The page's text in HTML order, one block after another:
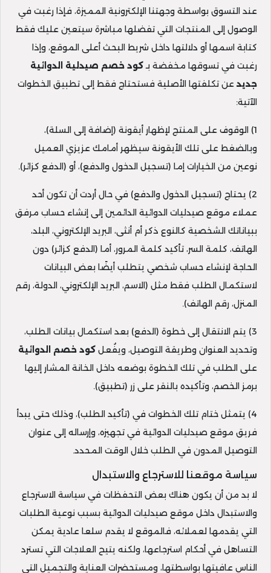
عند التسوق بواسطة وجهتنا الإلكترونية المميزة، فإذا رغبت في
الوصول إلى المنتجات التي تفضلها مباشرة سيتعين عليك فقط
كتابة اسمها أو دلالتها داخل شريط البحث أعلى الموقع، وإذا
رغبت في تسوقها مخفضة بـكود خصم صيدلية الدوائية
جديد عن تكلفتها الأصلية فستحتاج فقط إلى تطبيق الخطوات
الآتية:
1) الوقوف على المنتج لإظهار أيقونة (إضافة إلى السلة)،
وبالضغط على تلك الأيقونة سيظهر أمامك عزيزي العميل
نوعين من الخيارات إما (تسجيل الدخول والدفع)، أو (الدفع كزائر).
2) يحتاج (تسجيل الدخول والدفع) في حال أردت أن تكون أحد
عملاء موقع صيدليات الدوائية الدائمين إلى إنشاء حساب مرفق
ببياناتك الشخصية كالنوع ذكر أم أنثى، البريد الإلكتروني، البلد،
الهاتف، كلمة السر، تأكيد كلمة المرور، أما (الدفع كزائر) دون
الحاجة لإنشاء حساب شخصي يتطلب أيضًا بعض البيانات
لاستكمال الطلب فقط مثل (الاسم، البريد الإلكتروني، الدولة، رقم
المنزل، رقم الهاتف).
3) يتم الانتقال إلى خطوة (الدفع) بعد استكمال بيانات الطلب،
وتحديد العنوان وطريقة التوصيل، ويفُعل كود خصم الدوائية
على الطلب في تلك الخطوة بوضعه داخل الخانة المشار إليها
برمز الخصم، وتأكيده بالنقر على زر (تطبيق).
4) يتمثل ختام تلك الخطوات في (تأكيد الطلب)، وذلك حتى يبدأ
فريق موقع صيدليات الدوائية في تجهيزه، وإرساله إلى عنوان
التوصيل المدون في الطلب خلال الوقت المحدد.
سياسة موقعنا للاسترجاع والاستبدال
لا بد من أن يكون هناك بعض التحفظات في سياسة الاسترجاع
والاستبدال داخل موقع صيدليات الدوائية بسبب نوعية الطلبات
التي يقدمها لعملائه، فالموقع لا يقدم سلعا عادية يمكن
التساهل في أحكام استرجاعها، ولكنه يتيح العلاجات التي تسترد
الناس عافيتها بواسطتها، ومستحضرات العناية والتجميل التي